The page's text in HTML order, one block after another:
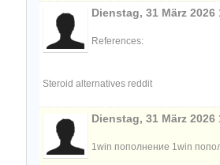
Dienstag, 31 März 2026
References:
Steroid alternatives reddit
Dienstag, 31 März 2026
1win пополнение 1win